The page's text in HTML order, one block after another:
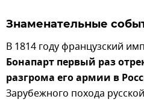
Знаменательные
В 1814 году французский
Бонапарт первый раз
разгрома его армии в
Зарубежного похода